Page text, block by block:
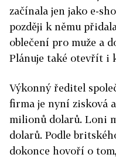
začínala jen jako e-
později k němu
oblečení pro muže a
Plánuje také otevřít i
Výkonný ředitel
firma je nyní zisková
milionů dolarů. Loni
dolarů. Podle
dokonce hovoří o